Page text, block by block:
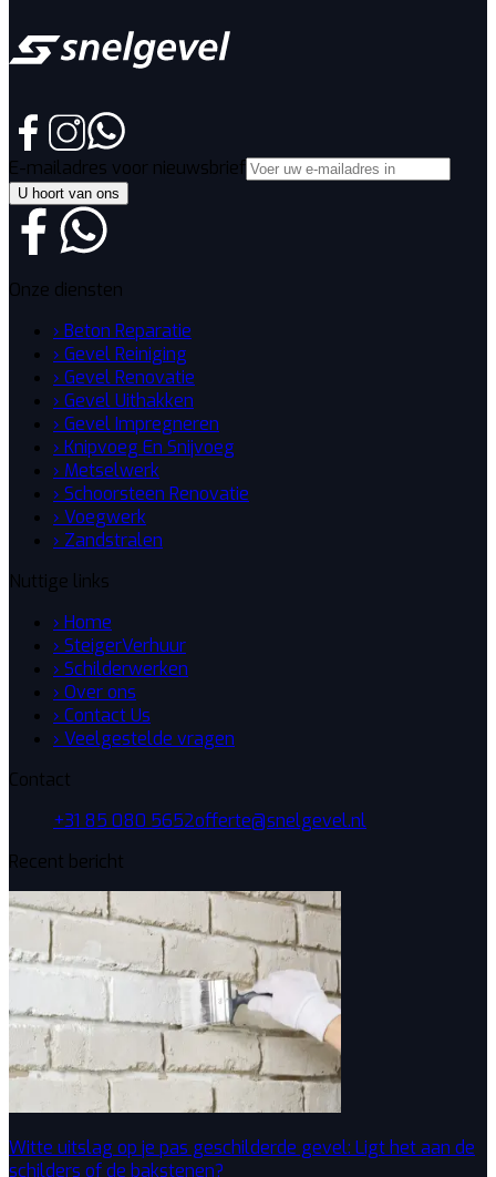
E-mailadres voor nieuwsbrief
U hoort van ons
Onze diensten
› Beton Reparatie
› Gevel Reiniging
› Gevel Renovatie
› Gevel Uithakken
› Gevel Impregneren
› Knipvoeg En Snijvoeg
› Metselwerk
› Schoorsteen Renovatie
› Voegwerk
› Zandstralen
Nuttige links
› Home
› SteigerVerhuur
› Schilderwerken
› Over ons
› Contact Us
› Veelgestelde vragen
Contact
+31 85 080 5652offerte@snelgevel.nl
Recent bericht
Witte uitslag op je pas geschilderde gevel: Ligt het aan de
schilders of de bakstenen?